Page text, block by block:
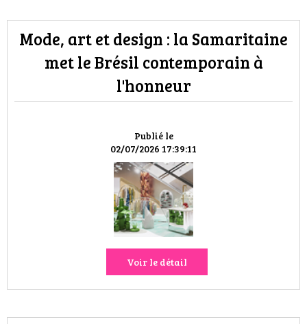
Publié le
02/07/2026 17:39:11
Mode, art et design : la Samaritaine
met le Brésil contemporain à
l'honneur
Voir le détail